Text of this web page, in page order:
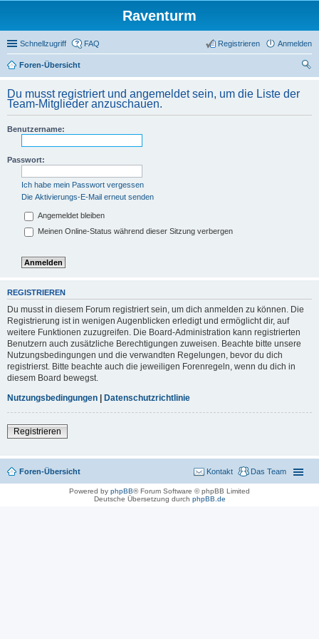
Raventurm
Schnellzugriff FAQ Anmelden
Registrieren
Foren-Übersicht
Du musst registriert und angemeldet sein, um die Liste der
Team-Mitglieder anzuschauen.
Benutzername:
Passwort:
Ich habe mein Passwort vergessen
Die Aktivierungs-E-Mail erneut senden
Angemeldet bleiben
Meinen Online-Status während dieser Sitzung verbergen
REGISTRIEREN
Du musst in diesem Forum registriert sein, um dich anmelden zu können. Die
Registrierung ist in wenigen Augenblicken erledigt und ermöglicht dir, auf
weitere Funktionen zuzugreifen. Die Board-Administration kann registrierten
Benutzern auch zusätzliche Berechtigungen zuweisen. Beachte bitte unsere
Nutzungsbedingungen und die verwandten Regelungen, bevor du dich
registrierst. Bitte beachte auch die jeweiligen Forenregeln, wenn du dich in
diesem Board bewegst.
Nutzungsbedingungen | Datenschutzrichtlinie
Registrieren
Foren-Übersicht Das Team
Kontakt
Powered by phpBB® Forum Software © phpBB Limited
Deutsche Übersetzung durch phpBB.de